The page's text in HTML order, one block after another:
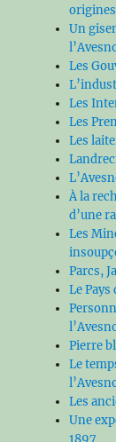
Un
Les
Les
Les
Les
À la
d’une
Les
Parcs,
Le Pays
Pierre
Le
Les
Une
1897